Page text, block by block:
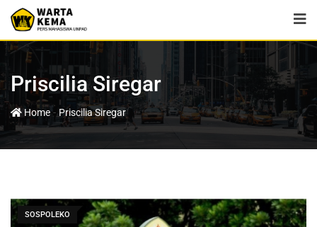
Priscilia Siregar
Home-Priscilia Siregar
SOSPOLEKO